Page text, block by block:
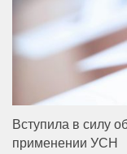
Вступила в силу
применении УСН